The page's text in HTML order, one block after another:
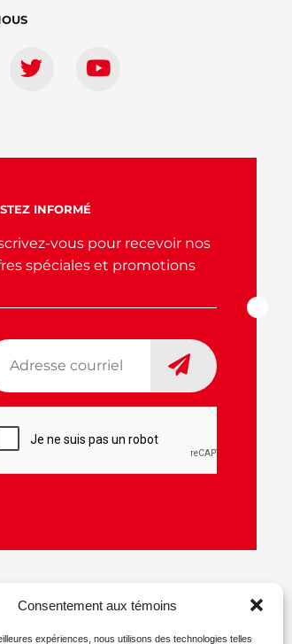
Consentement aux témoins
expériences, nous utilisons des technologies telles
INFORMÉ
vous pour recevoir nos
spéciales et promotions